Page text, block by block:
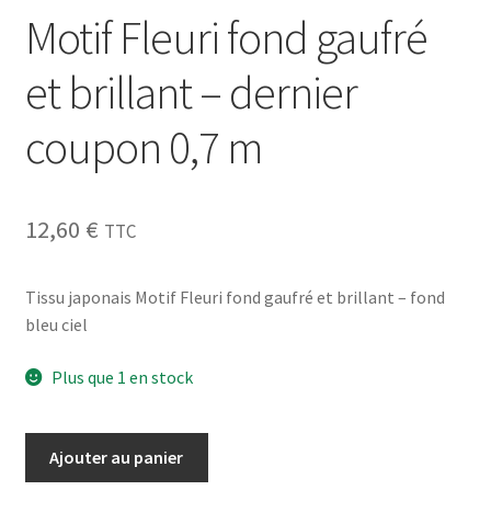
Track your order
Qui suis je ?
CGV
Motif Fleuri fond gaufré
et brillant – dernier
coupon 0,7 m
12,60 € TTC
Tissu japonais Motif Fleuri fond gaufré et brillant – fond
bleu ciel
Plus que 1 en stock
Ajouter au panier